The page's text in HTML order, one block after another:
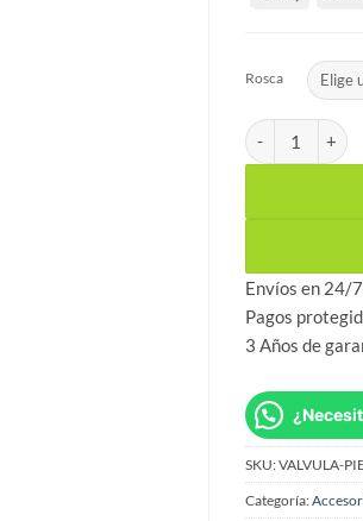
Rosca
Válvula de
Envíos en 24/
Pagos
3 Años de
SKU:VALVULA-
Categoría: